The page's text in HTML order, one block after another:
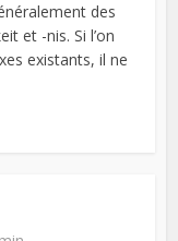
des
et -nis. Si l’on
existants, il ne